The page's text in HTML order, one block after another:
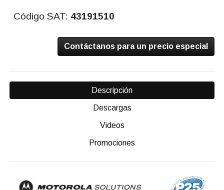
Código SAT: 43191510
Contáctanos para un precio especial
Descripción
Descargas
Videos
Promociones